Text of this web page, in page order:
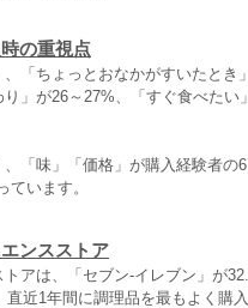
の重視点
「ちょっとおなかがすいたとき
」が26～27%、「すぐ食べたい
「味」「価格」が購入経験者の
います。
ンスストア
アは、「セブン‐イレブン」が
近1年間に調理品を最もよく購